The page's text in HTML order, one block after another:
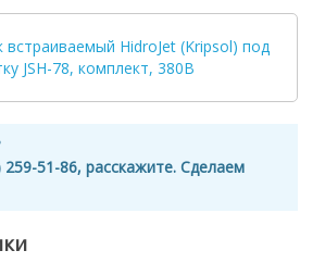
51-86, расскажите. Сделаем